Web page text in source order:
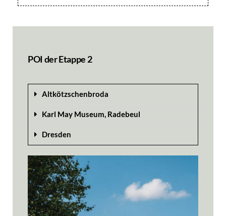
POI der Etappe 2
Altkötzschenbroda
Karl May Museum, Radebeul
Dresden